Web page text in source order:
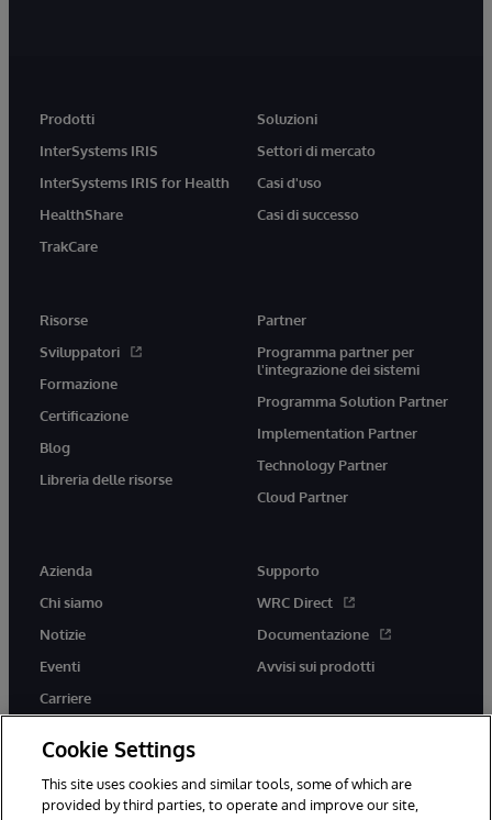
Prodotti
InterSystems IRIS
InterSystems IRIS for Health
HealthShare
TrakCare
Soluzioni
Settori di mercato
Casi d'uso
Casi di successo
Risorse
Sviluppatori
Formazione
Certificazione
Blog
Libreria delle risorse
Partner
Programma partner per
l'integrazione dei sistemi
Programma Solution Partner
Implementation Partner
Technology Partner
Cloud Partner
Azienda
Chi siamo
Notizie
Eventi
Carriere
Supporto
WRC Direct
Documentazione
Avvisi sui prodotti
Cookie Settings
This site uses cookies and similar tools, some of which are
provided by third parties, to operate and improve our site,